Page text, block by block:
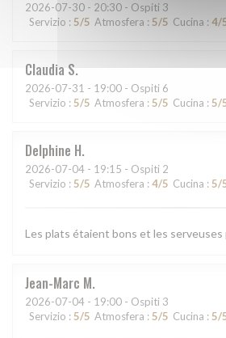
2026-07-30 - 20:30 - Ospiti 3
Servizio : 5/5 Atmosfera : 5/5 Cucina : 4/
Claudia S
2026-07-31 - 19:00 - Ospiti 6
Servizio : 5/5 Atmosfera : 5/5 Cucina : 5/
Delphine H
2026-07-04 - 19:15 - Ospiti 2
Servizio : 5/5 Atmosfera : 4/5 Cucina : 5/
Les plats étaient bons et les
Jean-Marc M
2026-07-04 - 19:00 - Ospiti 3
Servizio : 5/5 Atmosfera : 5/5 Cucina : 5/